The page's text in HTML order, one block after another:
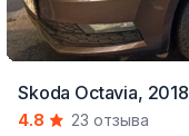
of
Skoda Octavia, 2018
4.8
23 отзыва